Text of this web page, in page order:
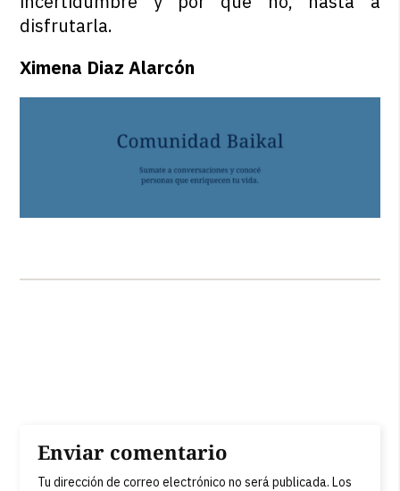
disfrutarla.
Ximena Diaz Alarcón
Enviar comentario
Tu dirección de correo electrónico no será publicada. Los